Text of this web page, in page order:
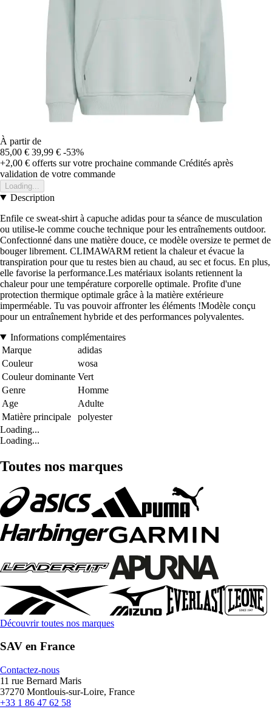
À partir de
85,00 € 39,99 € -53%
+2,00 € offerts sur votre prochaine commande Crédités après
validation de votre commande
Loading...
Description
Enfile ce sweat-shirt à capuche adidas pour ta séance de musculation
ou utilise-le comme couche technique pour les entraînements outdoor.
Confectionné dans une matière douce, ce modèle oversize te permet de
bouger librement. CLIMAWARM retient la chaleur et évacue la
transpiration pour que tu restes bien au chaud, au sec et focus. En plus,
elle favorise la performance.Les matériaux isolants retiennent la
chaleur pour une température corporelle optimale. Profite d'une
protection thermique optimale grâce à la matière extérieure
imperméable. Tu vas pouvoir affronter les éléments !Modèle conçu
pour un entraînement hybride et des performances polyvalentes.
Informations complémentaires
Marque
adidas
Couleur
wosa
Couleur dominante Vert
Genre
Homme
Age
Adulte
Matière principale
polyester
Loading...
Loading...
Toutes nos marques
Découvrir toutes nos marques
SAV en France
Contactez-nous
11 rue Bernard Maris
37270 Montlouis-sur-Loire, France
+33 1 86 47 62 58